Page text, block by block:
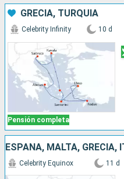
GRECIA, TURQUÍA
Pensión completa
Celebrity Infinity 10 d
ESPAÑA, MALTA, GRECIA,
Celebrity Equinox 11 d